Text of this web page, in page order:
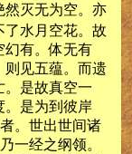
然灭无为空。亦
了水月空花。故
幻有。体无有
则见五蕴。而遗
。是故真空一
。是为到彼岸
。世出世间诸
一经之纲领。